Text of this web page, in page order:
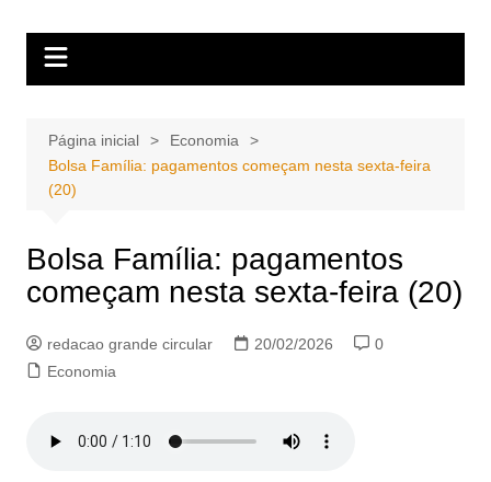
Portal Grande Circular
Página inicial
Economia
Bolsa Família: pagamentos começam nesta sexta-feira
(20)
Bolsa Família: pagamentos
começam nesta sexta-feira (20)
redacao grande circular 20/02/2026
0
Economia